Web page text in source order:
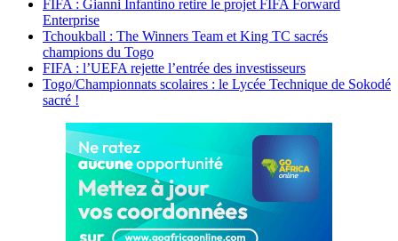
FIFA : Gianni Infantino retire le projet FIFA Forward
Enterprise
Tchoukball : The Winners Team et King TC sacrés
champions du Togo
FIFA : l’UEFA rejette l’entrée des investisseurs
Togo/Championnats scolaires : le Lycée Technique de Sokodé
sacré !